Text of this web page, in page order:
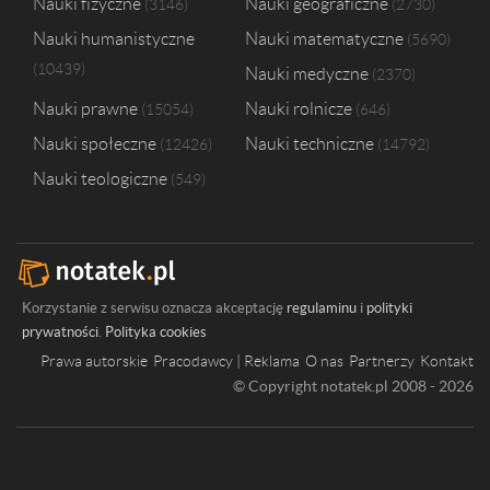
3146 2730
Nauki humanistyczne
10439
Nauki matematyczne 5690
Nauki medyczne 2370
Nauki prawne 15054 Nauki rolnicze 646
Nauki społeczne 12426 Nauki techniczne 14792
Nauki teologiczne 549
Korzystanie z serwisu oznacza akceptację regulaminu i polityki
prywatności. Polityka cookies
Prawa autorskie Pracodawcy | Reklama O nas Partnerzy Kontakt
© Copyright notatek.pl 2008 - 2026